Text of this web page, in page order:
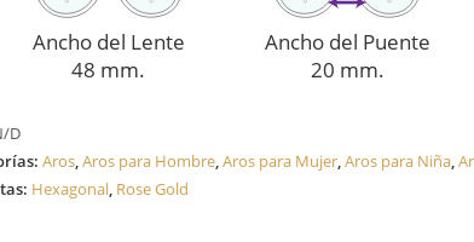
Ancho del Lente
48 mm.
Ancho del Puente
20 mm.
D
Aros,Aros para Hombre,Aros para Mujer,Aros para Niña,
Hexagonal, Rose Gold